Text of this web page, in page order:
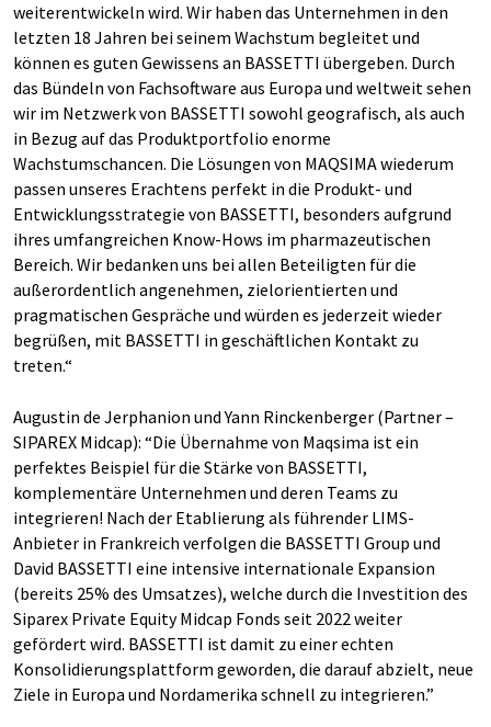
weiterentwickeln wird. Wir haben das Unternehmen in den
letzten 18 Jahren bei seinem Wachstum begleitet und
können es guten Gewissens an BASSETTI übergeben. Durch
das Bündeln von Fachsoftware aus Europa und weltweit sehen
wir im Netzwerk von BASSETTI sowohl geografisch, als auch
in Bezug auf das Produktportfolio enorme
Wachstumschancen. Die Lösungen von MAQSIMA wiederum
passen unseres Erachtens perfekt in die Produkt- und
Entwicklungsstrategie von BASSETTI, besonders aufgrund
ihres umfangreichen Know-Hows im pharmazeutischen
Bereich. Wir bedanken uns bei allen Beteiligten für die
außerordentlich angenehmen, zielorientierten und
pragmatischen Gespräche und würden es jederzeit wieder
begrüßen, mit BASSETTI in geschäftlichen Kontakt zu
treten.“
Augustin de Jerphanion und Yann Rinckenberger (Partner –
SIPAREX Midcap): “Die Übernahme von Maqsima ist ein
perfektes Beispiel für die Stärke von BASSETTI,
komplementäre Unternehmen und deren Teams zu
integrieren! Nach der Etablierung als führender LIMS-
Anbieter in Frankreich verfolgen die BASSETTI Group und
David BASSETTI eine intensive internationale Expansion
(bereits 25% des Umsatzes), welche durch die Investition des
Siparex Private Equity Midcap Fonds seit 2022 weiter
gefördert wird. BASSETTI ist damit zu einer echten
Konsolidierungsplattform geworden, die darauf abzielt, neue
Ziele in Europa und Nordamerika schnell zu integrieren.”